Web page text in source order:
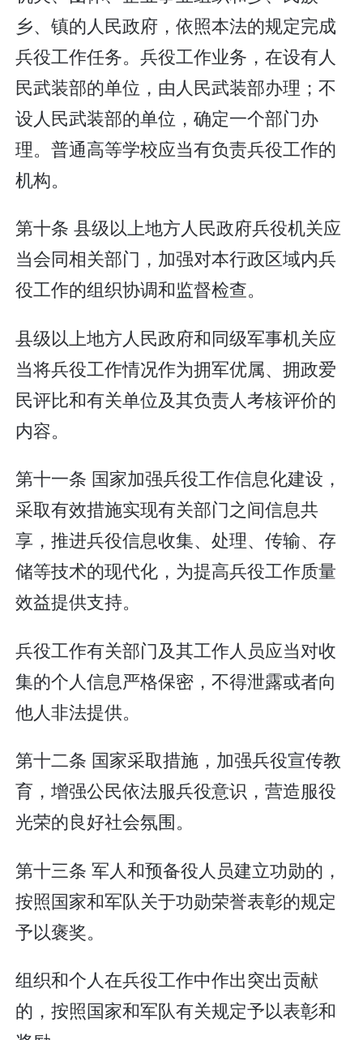
乡、镇的人民政府，依照本法的规定完成
兵役工作任务。兵役工作业务，在设有人
民武装部的单位，由人民武装部办理；不
设人民武装部的单位，确定一个部门办
理。普通高等学校应当有负责兵役工作的
机构。
第十条 县级以上地方人民政府兵役机关应
当会同相关部门，加强对本行政区域内兵
役工作的组织协调和监督检查。
县级以上地方人民政府和同级军事机关应
当将兵役工作情况作为拥军优属、拥政爱
民评比和有关单位及其负责人考核评价的
内容。
第十一条 国家加强兵役工作信息化建设，
采取有效措施实现有关部门之间信息共
享，推进兵役信息收集、处理、传输、存
储等技术的现代化，为提高兵役工作质量
效益提供支持。
兵役工作有关部门及其工作人员应当对收
集的个人信息严格保密，不得泄露或者向
他人非法提供。
第十二条 国家采取措施，加强兵役宣传教
育，增强公民依法服兵役意识，营造服役
光荣的良好社会氛围。
第十三条 军人和预备役人员建立功勋的，
按照国家和军队关于功勋荣誉表彰的规定
予以褒奖。
组织和个人在兵役工作中作出突出贡献
的，按照国家和军队有关规定予以表彰和